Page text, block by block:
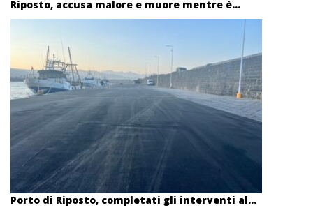
Riposto, accusa malore e muore mentre è...
Porto di Riposto, completati gli interventi al...